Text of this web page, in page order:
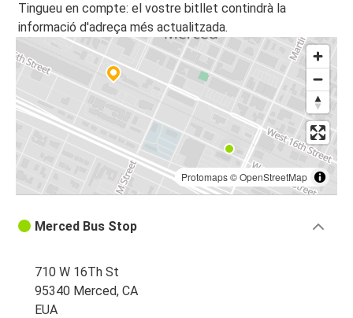
Tingueu en compte: el vostre bitllet contindrà la
informació d'adreça més actualitzada.
Protomaps©OpenStreetMap
Merced Bus Stop
710 W 16Th St
95340 Merced, CA
EUA